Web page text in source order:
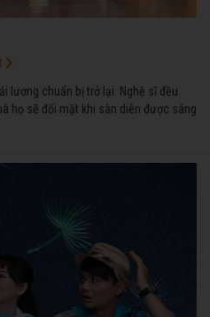
lương chuẩn bị trở lại. Nghệ sĩ đều
họ sẽ đối mặt khi sàn diễn được sáng